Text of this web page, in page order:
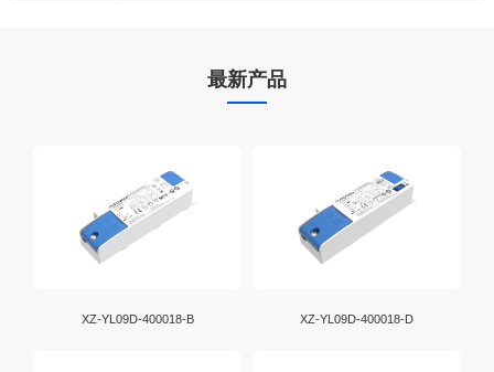
最新产品
XZ-YL09D-400018-B XZ-YL09D-400018-D